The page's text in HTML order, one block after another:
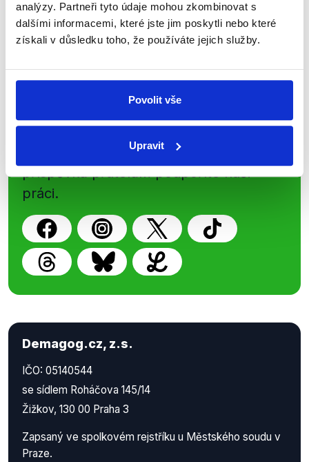
analýzy. Partneři tyto údaje mohou zkombinovat s
dalšími informacemi, které jste jim poskytli nebo které
získali v důsledku toho, že používáte jejich služby.
Povolit vše
Upravit
Newsletter WhatsApp
Nenechte si ujít nejnovější události
z Demagog.cz. Sdílením našich
příspěvků přátelům podpoříte naši
práci.
Demagog.cz, z.s.
IČO: 05140544
se sídlem Roháčova 145/14
Žižkov, 130 00 Praha 3
Zapsaný ve spolkovém rejstříku u Městského soudu v
Praze.